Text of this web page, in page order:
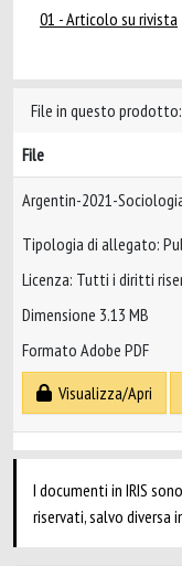
01 - Articolo su rivista
File in questo prodotto:
File
Argentin-2021-
Tipologia di allegato:
Licenza: Tutti i diritti
Dimensione 3.13 MB
Formato Adobe PDF
Visualizza/Apri
I documenti in IRIS
riservati, salvo diversa